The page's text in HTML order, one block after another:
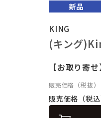
KING
(キング
【お取り寄せ
販売価格（税抜）
販売価格（税込